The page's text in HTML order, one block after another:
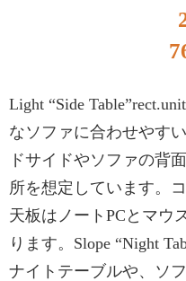
Light “Side
なソファに合わせやす
ドサイドやソファの背
所を想定しています。
天板はノートPCとマウ
ります。Slope “Night
ナイトテーブルや、ソ